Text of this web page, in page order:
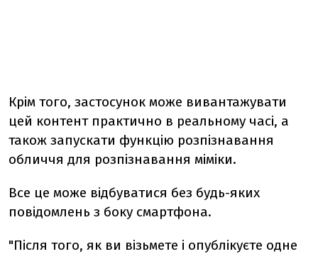
Крім того, застосунок може вивантажувати
цей контент практично в реальному часі, а
також запускати функцію розпізнавання
обличчя для розпізнавання міміки.
Все це може відбуватися без будь-яких
повідомлень з боку смартфона.
"Після того, як ви візьмете і опублікуєте одне